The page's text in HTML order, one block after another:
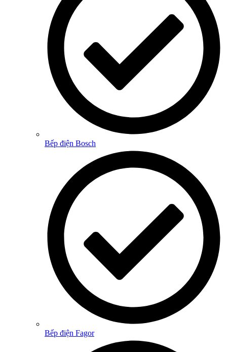
Bếp điện Bosch
Bếp điện Fagor